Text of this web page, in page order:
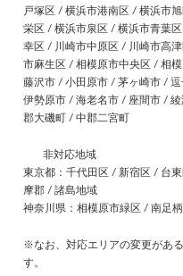
戸塚区 / 横浜市港南区 / 横浜市
栄区 / 横浜市泉区 / 横浜市青葉
幸区 / 川崎市中原区 / 川崎市高
市麻生区 / 相模原市中央区 / 相
藤沢市 / 小田原市 / 茅ヶ崎市 /
伊勢原市 / 海老名市 / 座間市 /
郡大磯町 / 中郡二宮町
非対応地域
東京都：千代田区 / 新宿区 / 台
摩郡 / 諸島地域
神奈川県：相模原市緑区 / 南足
※なお、対応エリアの変更があ
す。